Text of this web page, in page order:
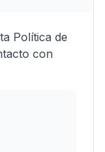
Política de
con